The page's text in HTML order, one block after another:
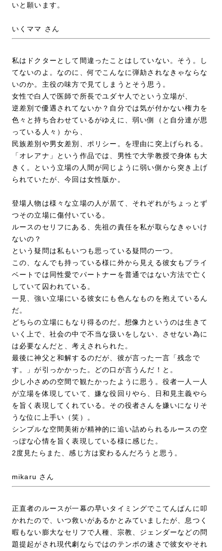
いと願います。
いくママ さん
私はドクターとして間違ったことはしていない。そう。し
てないのよ。なのに、何でこんなに弾劾されなきゃならな
いのか。主役の味方で見てしまうとそう思う。
女性で白人で医師で所長でユダヤ人でという立場が、
逆差別で優遇されてないか？自分では気が付かない権力を
色々と持ち合わせているがゆえに、弱い側（と自分達が思
っている人々）から、
民族差別や男女差別、ポリシー。を理由に突上げられる。
「オレアナ」という作品では、男性で大学教授で身体も大
きく。という立場の人間が同じように弱い側から突き上げ
られていたが、今回は女性版か。
登場人物は様々な立場の人が居て、それぞれがちょっとず
つその立場に傷付いている。
ルースのセリフにある、先祖の責任を私が取らなきゃいけ
ないの？
という疑問は私もいつも思っている疑問の一つ。
この、なんでも持っている様に外から見える彼女もプライ
ベートでは同性愛でパートナーを普通ではない方法で亡く
していて囚われている。
一見、強い立場にいる彼女にも色んなものを抱えているん
だ。
どちらの立場にもなり得るのだ。想像力というのは生きて
いく上で、社会の中で不当な扱いをしない、させない為に
は必要なんだと、考えされられた。
最後に神父と和解するのだが、彼が言った一言「残念で
す。」が引っかかった。どの口が言うんだ！と。
少し小さめの空間で観たかったように思う。役者一人一人
が立場を体現していて、嫌な役回りやら、日和見主義やら
を旨く表現してくれている。その役者さんを嫌いになりそ
うな位に上手い（笑）。
シンプルな空間美術が精神的に追い詰められるルースの空
っぽな心情を旨く表現している様に感じた。
2度見たらまた、感じ方は変わるんだろうと思う。
mikaru さん
正直者のルースが一幕の早いタイミングでこてんぱんに叩
かれたので、いつ救いがあるかとみていましたが、息つく
暇もない膨大なセリフで人種、宗教、ジェンダーなどの問
題提起がされ現代劇ならではのテンポの速さで彼女やそれ